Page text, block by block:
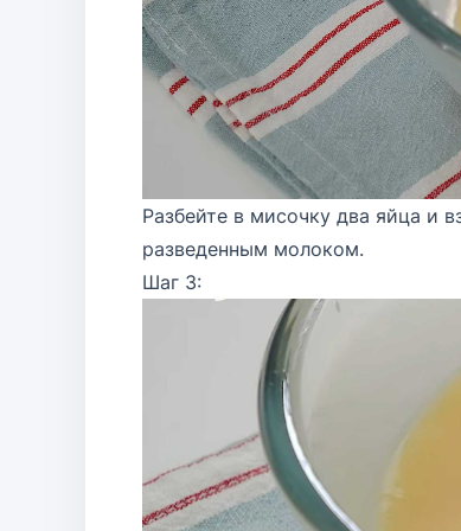
Разбейте в мисочку два яйца и
разведенным молоком.
Шаг 3: